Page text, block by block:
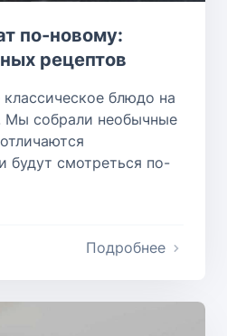
по-новому:
рецептов
блюдо на
Мы собрали необычные
будут смотреться по-
Подробнее